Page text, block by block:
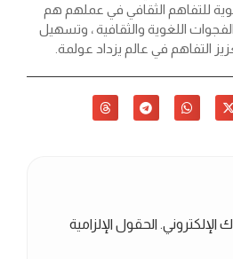
للتفاهم الثقافي في عملهم هم
اللغوية والثقافية ، وتسهيل
التفاهم في عالم يزداد عولمة.
الإلكتروني. الحقول الإلزامية